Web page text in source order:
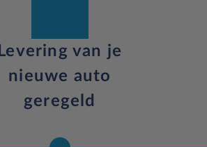
Levering van je
nieuwe auto
geregeld